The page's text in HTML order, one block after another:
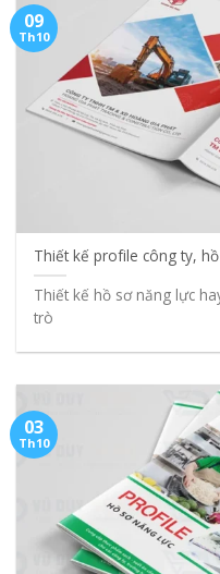
Thiết kế profile công ty,
Thiết kế hồ sơ năng lực
trò
09
Th10
03
Th10